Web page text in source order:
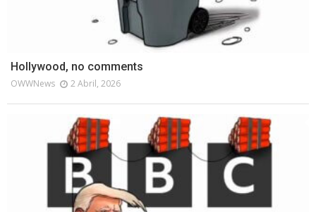
Hollywood, no comments
OWWNews 2 Abril, 2026